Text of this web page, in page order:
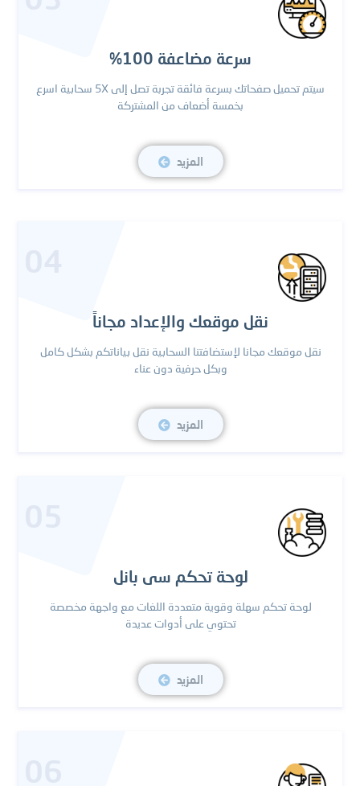
سرعة مضاعفة 100%
سيتم تحميل صفحاتك بسرعة فائقة تجربة تصل إلى 5X سحابية اسرع
بخمسة أضعاف من المشتركة
المزيد
نقل موقعك والإعداد مجاناً
نقل موقعك مجانا لإستضافتنا السحابية نقل بياناتكم بشكل كامل
وبكل حرفية دون عناء
المزيد
لوحة تحكم سى بانل
لوحة تحكم سهلة وقوية متعددة اللغات مع واجهة مخصصة
تحتوي على أدوات عديدة
المزيد